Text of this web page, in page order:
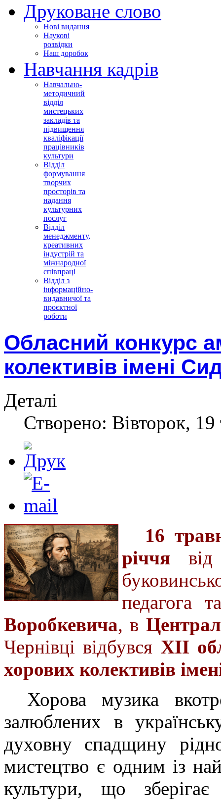
Друковане слово
Нові видання
Наукові
розвідки
Наш доробок
Навчання кадрів
Навчально-
методичний
відділ
мистецьких
закладів та
підвищення
кваліфікації
працівників
культури
Відділ
формування
творчих
просторів та
надання
культурних
послуг
Відділ
менеджменту,
креативних
індустрій та
міжнародної
співпраці
Відділ з
інформаційно-
видавничої та
проєктної
роботи
Обласний конкурс
колективів імені
Деталі
Створено: Вівторок,
16
річчя від
педагога
Воробкевича, в
Чернівці відбувся ХІІ
хорових колективів
Хорова музика
залюблених в
духовну спадщину
мистецтво є одним із
культури, що